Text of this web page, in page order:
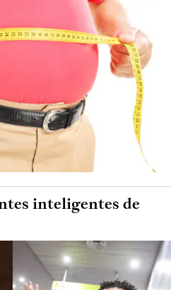
inteligentes de